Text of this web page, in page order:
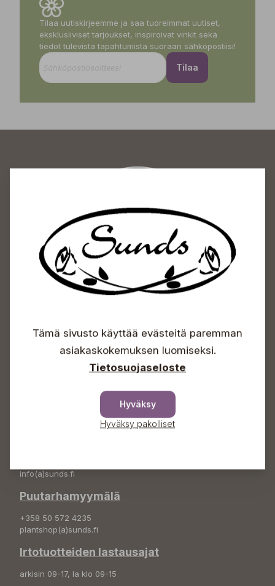
Tilaa uutiskirjeemme ja saa tuoreimmat uutiset,
eksklusiiviset tarjoukset, inspiroivat vinkit sekä
tiedot tulevista tapahtumista suoraan sähköpostiisi!
Tilaa
Sundin Puutarhakeskus
Avoinna
Arkisin 09-18
Lauantaisin 09-16
Sunnuntaisin Itsepalvelu
+358 50 388 9592
info(a)sunds.fi
info(a)sunds.fi
Puutarhamyymälä
+358 50 572 4235
plantshop(a)sunds.fi
Irtotuotteiden lastausajat
arkisin 09-17, la klo 09-15
Tämä sivusto käyttää evästeitä paremman
asiakaskokemuksen luomiseksi.
Tietosuojaseloste
Hyväksy
Hyväksy pakolliset